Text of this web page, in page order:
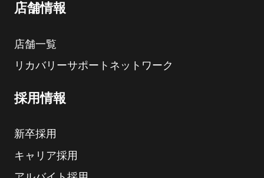
店舗情報
店舗一覧
リカバリーサポートネットワーク
採用情報
新卒採用
キャリア採用